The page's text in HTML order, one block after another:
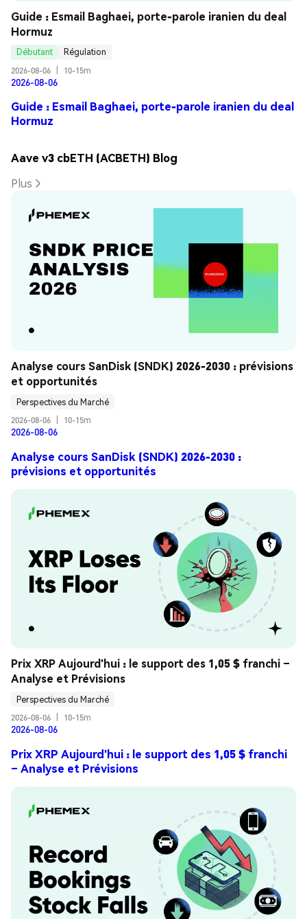
Guide : Esmail Baghaei, porte-parole iranien du deal
Hormuz
Débutant
Régulation
2026-08-06
10-15m
2026-08-06
Guide : Esmail Baghaei, porte-parole iranien du deal
Hormuz
Aave v3 cbETH (ACBETH) Blog
Plus
Analyse cours SanDisk (SNDK) 2026-2030 : prévisions
et opportunités
Perspectives du Marché
2026-08-06
10-15m
2026-08-06
Analyse cours SanDisk (SNDK) 2026-2030 :
prévisions et opportunités
Prix XRP Aujourd'hui : le support des 1,05 $ franchi –
Analyse et Prévisions
Perspectives du Marché
2026-08-06
10-15m
2026-08-06
Prix XRP Aujourd'hui : le support des 1,05 $ franchi
– Analyse et Prévisions